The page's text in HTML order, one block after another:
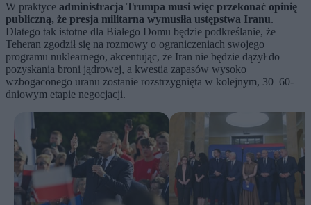
W praktyce administracja Trumpa musi więc przekonać opinię
publiczną, że presja militarna wymusiła ustępstwa Iranu.
Dlatego tak istotne dla Białego Domu będzie podkreślanie, że
Teheran zgodził się na rozmowy o ograniczeniach swojego
programu nuklearnego, akcentując, że Iran nie będzie dążył do
pozyskania broni jądrowej, a kwestia zapasów wysoko
wzbogaconego uranu zostanie rozstrzygnięta w kolejnym, 30–60-
dniowym etapie negocjacji.